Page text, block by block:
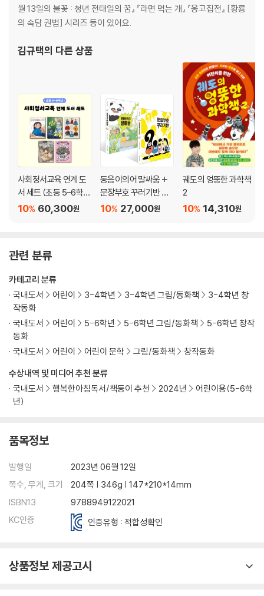
월 13일의 불꽃 : 청년 전태일의 꿈』 『라면 먹는 개』 『옹고집전』 [황룡
의 속담 권법] 시리즈 등이 있어요.
김규택의 다른 상품
사회정서교육 연계 도
서 세트 (초등 5-6학
년)
60,300원
10%
동음이의어 말싸움 +
문장부호 꾸러기반 세
트
27,000원
10%
궤도의 엉뚱한 과학책
2
14,310원
10%
관련 분류
수상내역 및 미디어 추천 분류
국내도서
행복한아침독서/책둥이 추천 2024년
어린이용(5-6학
년)
카테고리 분류
국내도서
어린이 3-4학년 3-4학년 그림/동화책
3-4학년 창
작동화
국내도서
어린이 5-6학년 5-6학년 그림/동화책
5-6학년 창작
동화
국내도서
어린이 어린이 문학 그림/동화책 창작동화
품목정보
발행일
2023년 06월 12일
쪽수, 무게, 크기
204쪽 | 346g | 147*210*14mm
ISBN13
9788949122021
KC인증
인증유형 : 적합성확인
상품정보 제공고시